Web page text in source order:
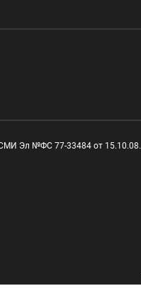
СМИ Эл №ФС 77-33484 от 15.10.08.